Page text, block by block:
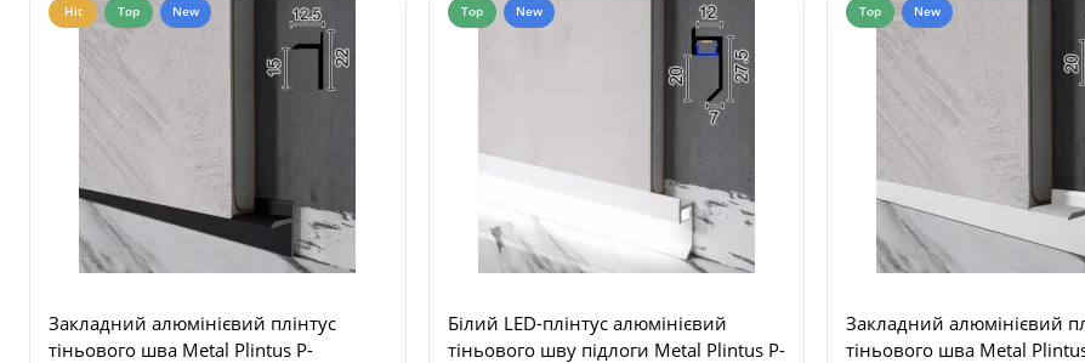
Hit Top New
Закладний алюмінієвий плінтус
тіньового шва Metal Plintus P-
Top New
Білий LED-плінтус алюмінієвий
тіньового шву підлоги Metal Plintus P-
Top New
Закладний алюмінієвий
тіньового шва Metal